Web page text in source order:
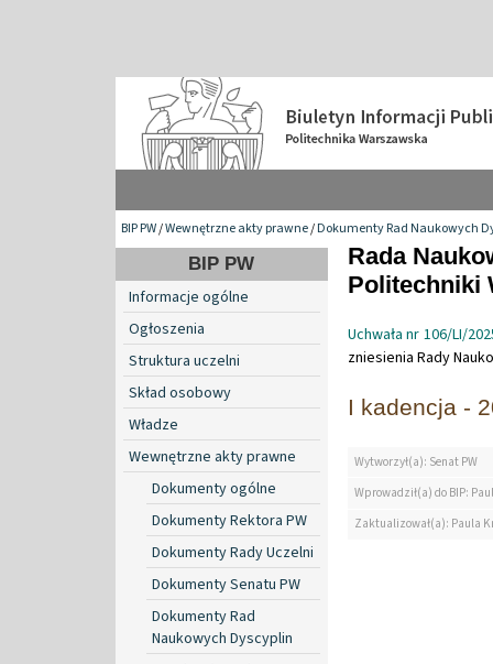
BIP PW/Wewnętrzne akty prawne/Dokumenty Rad Naukowych
BIP PW
Informacje ogólne
Ogłoszenia
Struktura uczelni
Skład osobowy
Władze
Wewnętrzne akty prawne
Dokumenty ogólne
Dokumenty Rektora PW
Dokumenty Rady Uczelni
Dokumenty Senatu PW
Dokumenty Rad
Naukowych Dyscyplin
Rada
Politechniki
Uchwała nr 106/LI/
zniesienia Rady
I kadencja -
Wytworzył(a): Senat PW
Wprowadził(a) do BIP:
Zaktualizował(a): Paula